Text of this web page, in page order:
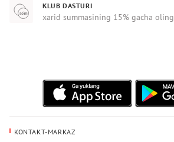
KLUB DASTURI
xarid summasining 15% gacha oling
KONTAKT-MARKAZ